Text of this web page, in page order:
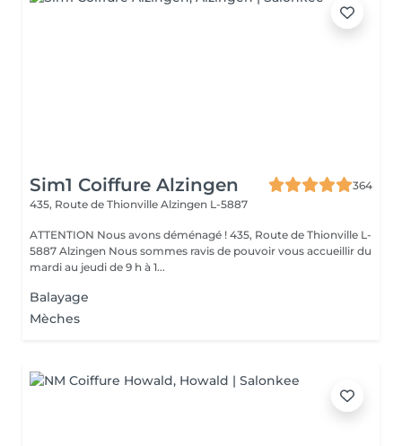
Sim1 Coiffure Alzingen
364
435, Route de Thionville Alzingen L-5887
ATTENTION Nous avons déménagé ! 435, Route de Thionville L-
5887 Alzingen Nous sommes ravis de pouvoir vous accueillir du
mardi au jeudi de 9 h à 1...
Balayage
Mèches